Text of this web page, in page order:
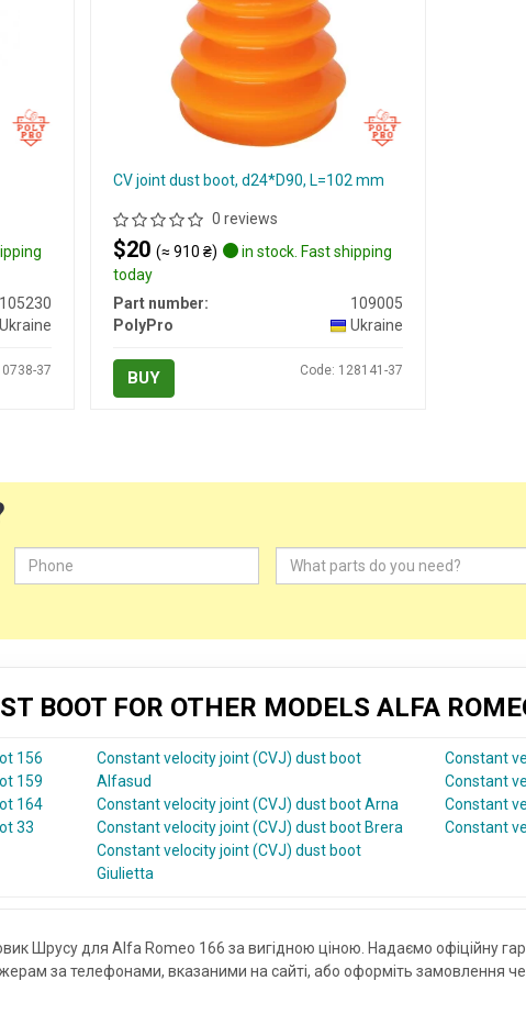
105230
Ukraine
37
CV joint dust boot, d24*D90, L=102 mm
0 reviews
$20(≈ 910 ₴)
in stock. Fast shipping
today
Part number:
109005
PolyPro
Ukraine
BUY Code: 128141-37
BOOT FOR OTHER MODELS ALFA
156
159
164
33
Constant velocity joint (CVJ) dust boot
Alfasud
Constant velocity joint (CVJ) dust boot Arna
Constant velocity joint (CVJ) dust boot Brera
Constant velocity joint (CVJ) dust boot
Giulietta
Constant
Constant
Constant
Constant
Шрусу для Alfa Romeo 166 за вигідною ціною. Надаємо офіційну
за телефонами, вказаними на сайті, або оформіть замовлення